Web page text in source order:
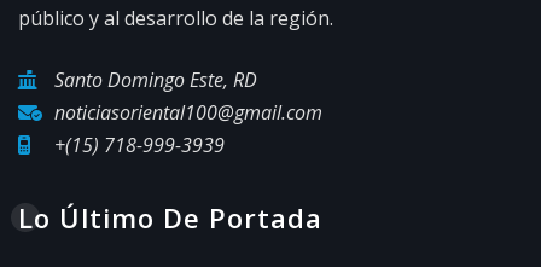
público y al desarrollo de la región.
Santo Domingo Este, RD
noticiasoriental100@gmail.com
+(15) 718-999-3939
Lo Último De Portada